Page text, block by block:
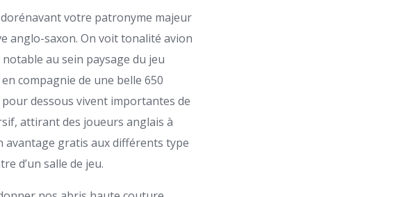
votre patronyme majeur
anglo-saxon. On voit tonalité avion
au sein paysage du jeu
compagnie de une belle 650
dessous vivent importantes de
attirant des joueurs anglais à
avantage gratis aux différents type
d’un salle de jeu.